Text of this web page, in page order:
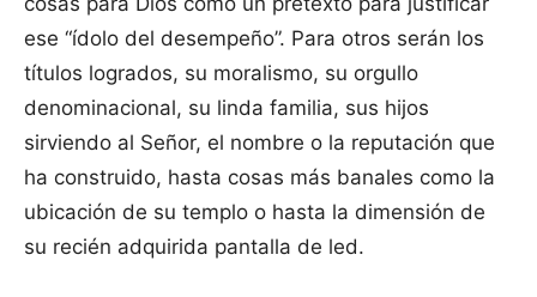
ese “ídolo del desempeño”. Para otros serán los
títulos logrados, su moralismo, su orgullo
denominacional, su linda familia, sus hijos
sirviendo al Señor, el nombre o la reputación que
ha construido, hasta cosas más banales como la
ubicación de su templo o hasta la dimensión de
su recién adquirida pantalla de led.